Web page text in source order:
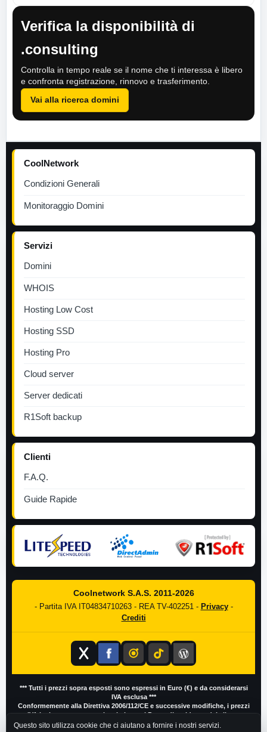
Questo sito utilizza cookie che ci aiutano a fornire i nostri servizi.
Verifica la disponibilità di
.consulting
Controlla in tempo reale se il nome che ti interessa è libero
e confronta registrazione, rinnovo e trasferimento.
Vai alla ricerca domini
CoolNetwork
Condizioni Generali
Monitoraggio Domini
Servizi
Domini
WHOIS
Hosting Low Cost
Hosting SSD
Hosting Pro
Cloud server
Server dedicati
R1Soft backup
Clienti
F.A.Q.
Guide Rapide
Coolnetwork S.A.S. 2011-2026
- Partita IVA IT04834710263 - REA TV-402251 - Privacy-
Crediti
*** Tutti i prezzi sopra esposti sono espressi in Euro (€) e da considerarsi
IVA esclusa ***
Conformemente alla Direttiva 2006/112/CE e successive modifiche, i prezzi
IVA inclusa possono variare in base al Paese di residenza del cliente